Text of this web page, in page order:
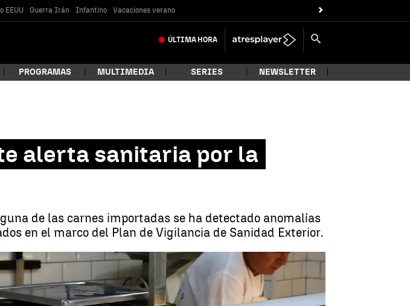
EEUU Guerra Irán Infantino Vacaciones verano
ÚLTIMA HORA
PROGRAMAS MULTIMEDIA SERIES NEWSLETTER
alerta sanitaria por la
de las carnes importadas se ha detectado anomalías
en el marco del Plan de Vigilancia de Sanidad Exterior.